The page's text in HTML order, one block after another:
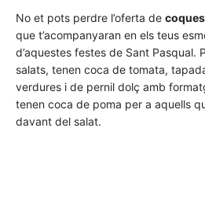
No et pots perdre l’oferta de
que t’acompanyaran en els teus
d’aquestes festes de Sant Pasqual.
salats, tenen coca de tomata,
verdures i de pernil dolç amb
tenen coca de poma per a aquells
davant del salat.